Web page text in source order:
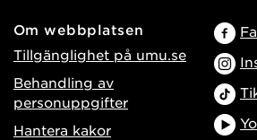
Om webbplatsen
Tillgänglighet på umu.se
Behandling av
personuppgifter
Hantera kakor